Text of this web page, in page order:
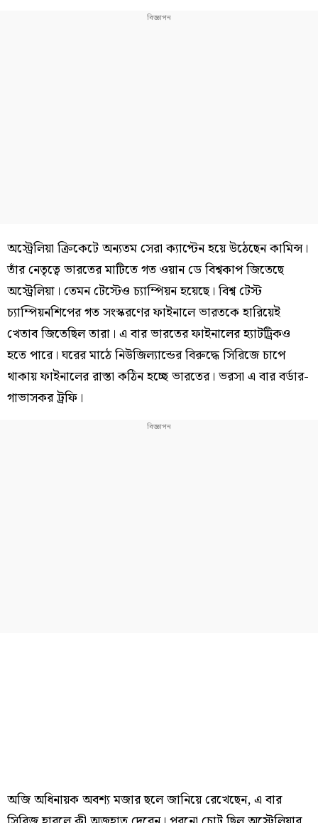
অস্ট্রেলিয়া ক্রিকেটে অন্যতম সেরা ক্যাপ্টেন হয়ে উঠেছেন কামিন্স।
তাঁর নেতৃত্বে ভারতের মাটিতে গত ওয়ান ডে বিশ্বকাপ জিতেছে
অস্ট্রেলিয়া। তেমন টেস্টেও চ্যাম্পিয়ন হয়েছে। বিশ্ব টেস্ট
চ্যাম্পিয়নশিপের গত সংস্করণের ফাইনালে ভারতকে হারিয়েই
খেতাব জিতেছিল তারা। এ বার ভারতের ফাইনালের হ্যাটট্রিকও
হতে পারে। ঘরের মাঠে নিউজিল্যান্ডের বিরুদ্ধে সিরিজে চাপে
থাকায় ফাইনালের রাস্তা কঠিন হচ্ছে ভারতের। ভরসা এ বার বর্ডার-
গাভাসকর ট্রফি।
অজি অধিনায়ক অবশ্য মজার ছলে জানিয়ে রেখেছেন, এ বার